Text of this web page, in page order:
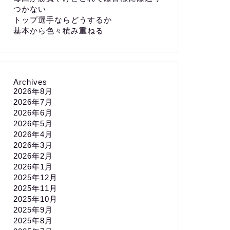
つかない
トップ選手ならどうするか
基本から色々積み重ねる
Archives
2026年8月
2026年7月
2026年6月
2026年5月
2026年4月
2026年3月
2026年2月
2026年1月
2025年12月
2025年11月
2025年10月
2025年9月
2025年8月